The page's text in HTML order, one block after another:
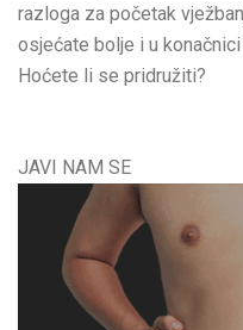
razloga za početak
osjećate bolje i u
Hoćete li se pridružiti?
JAVI NAM SE